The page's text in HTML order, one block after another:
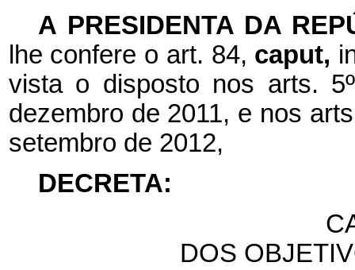
A PRESIDENTA DA
lhe confere o art. 84, caput,
vista o disposto nos arts.
dezembro de 2011, e nos
setembro de 2012,
DECRETA:
DOS